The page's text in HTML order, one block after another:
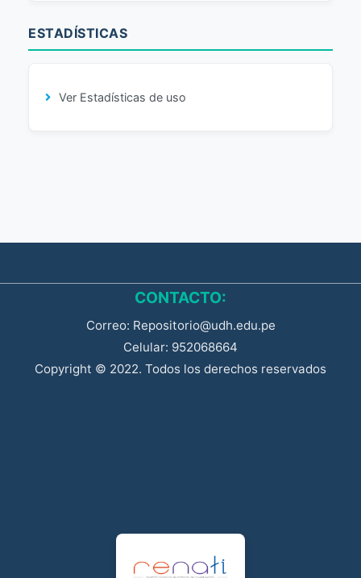
ESTADÍSTICAS
Ver Estadísticas de uso
CONTACTO:
Correo: Repositorio@udh.edu.pe
Celular: 952068664
Copyright © 2022. Todos los derechos reservados